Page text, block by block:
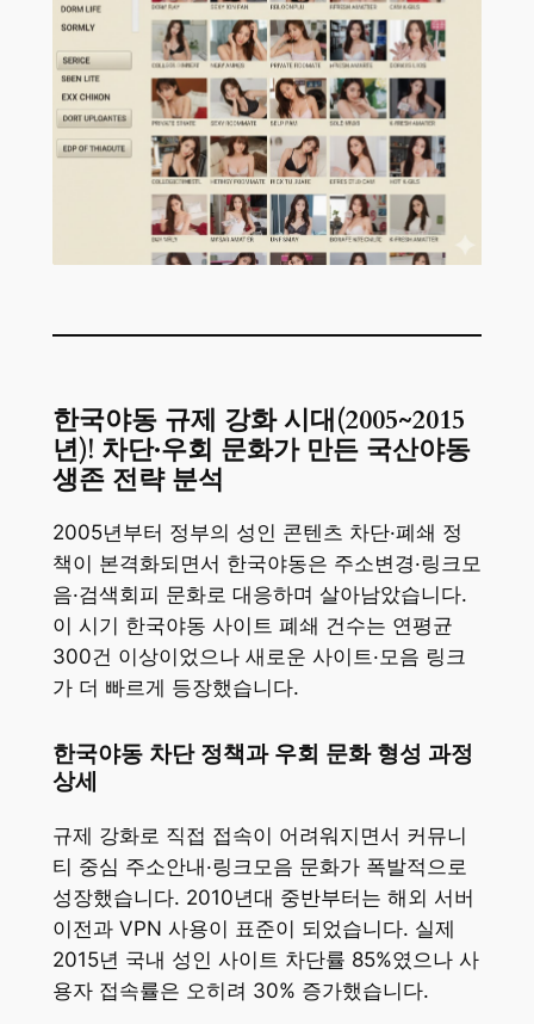
한국야동 규제 강화 시대(2005~2015
년)! 차단·우회 문화가 만든 국산야동
생존 전략 분석
2005년부터 정부의 성인 콘텐츠 차단·폐쇄 정
책이 본격화되면서 한국야동은 주소변경·링크모
음·검색회피 문화로 대응하며 살아남았습니다.
이 시기 한국야동 사이트 폐쇄 건수는 연평균
300건 이상이었으나 새로운 사이트·모음 링크
가 더 빠르게 등장했습니다.
한국야동 차단 정책과 우회 문화 형성 과정
상세
규제 강화로 직접 접속이 어려워지면서 커뮤니
티 중심 주소안내·링크모음 문화가 폭발적으로
성장했습니다. 2010년대 중반부터는 해외 서버
이전과 VPN 사용이 표준이 되었습니다. 실제
2015년 국내 성인 사이트 차단률 85%였으나 사
용자 접속률은 오히려 30% 증가했습니다.